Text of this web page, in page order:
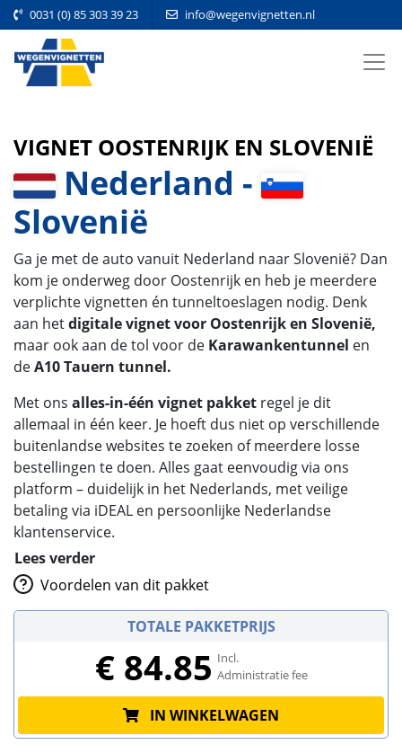
0031 (0) 85 303 39 23 info@wegenvignetten.nl
VIGNET OOSTENRIJK EN SLOVENIË
Nederland -
Slovenië
Ga je met de auto vanuit Nederland naar Slovenië? Dan
kom je onderweg door Oostenrijk en heb je meerdere
verplichte vignetten én tunneltoeslagen nodig. Denk
aan hetdigitale vignet voor Oostenrijk en Slovenië,
maar ook aan de tol voor de Karawankentunnel en
deA10 Tauern tunnel.
Met ons alles-in-één vignet pakket regel je dit
allemaal in één keer. Je hoeft dus niet op verschillende
buitenlandse websites te zoeken of meerdere losse
bestellingen te doen. Alles gaat eenvoudig via ons
platform – duidelijk in het Nederlands, met veilige
betaling via iDEAL en persoonlijke Nederlandse
klantenservice.
Lees verder
Voordelen van dit pakket
TOTALE PAKKETPRIJS
€ 84.85 Incl.
Administratie fee
IN WINKELWAGEN